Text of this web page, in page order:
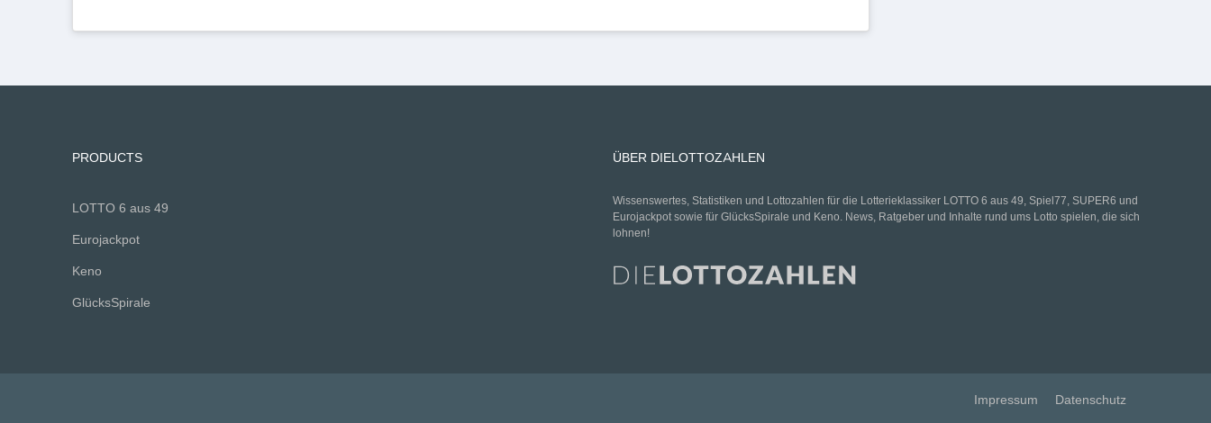
PRODUCTS
LOTTO 6 aus 49
Eurojackpot
Keno
GlücksSpirale
ÜBER DIELOTTOZAHLEN
Wissenswertes, Statistiken und Lottozahlen für die Lotterieklassiker LOTTO 6 aus 49, Spiel77, SUPER6 und
Eurojackpot sowie für GlücksSpirale und Keno. News, Ratgeber und Inhalte rund ums Lotto spielen, die sich
lohnen!
Impressum Datenschutz